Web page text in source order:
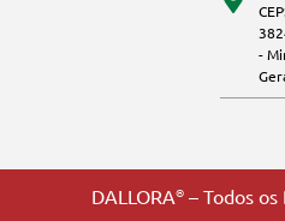
-
DALLORA®– Todos os